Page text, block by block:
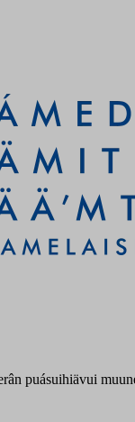
puásuihiävui